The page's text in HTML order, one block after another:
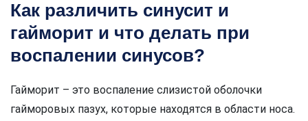
Как различить синусит и
гайморит и что делать при
воспалении синусов?
Гайморит – это воспаление слизистой оболочки
гайморовых пазух, которые находятся в области носа.